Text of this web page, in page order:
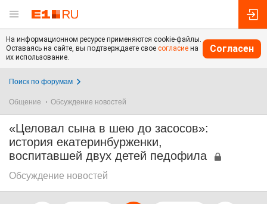
На информационном ресурсе применяются cookie-файлы.
Оставаясь на сайте, вы подтверждаете свое согласие на
их использование.
Согласен
Поиск по форумам
Общение Обсуждение новостей
«Целовал сына в шею до засосов»:
история екатеринбурженки,
воспитавшей двух детей педофила
Обсуждение новостей